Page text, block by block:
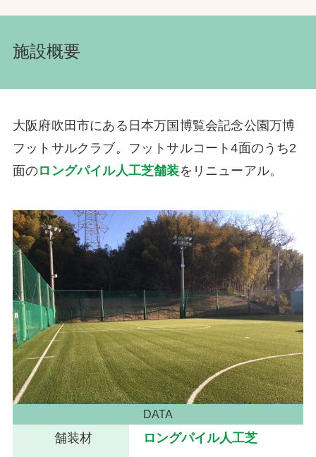
施設概要
大阪府吹田市にある日本万国博覧会記念公園万博
フットサルクラブ。フットサルコート4面のうち2
面のロングパイル人工芝舗装をリニューアル。
DATA
舗装材 ロングパイル人工芝